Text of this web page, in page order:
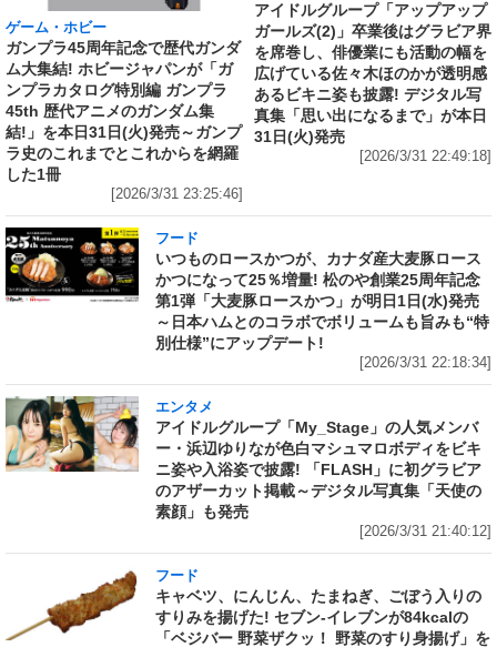
ゲーム・ホビー
ガンプラ45周年記念で歴代ガンダ
ム大集結! ホビージャパンが「ガ
ンプラカタログ特別編 ガンプラ
45th 歴代アニメのガンダム集
結!」を本日31日(火)発売～ガンプ
ラ史のこれまでとこれからを網羅
した1冊
[2026/3/31 23:25:46]
アイドルグループ「アップアップ
ガールズ(2)」卒業後はグラビア界
を席巻し、俳優業にも活動の幅を
広げている佐々木ほのかが透明感
あるビキニ姿も披露! デジタル写
真集「思い出になるまで」が本日
31日(火)発売
[2026/3/31 22:49:18]
フード
いつものロースかつが、カナダ産大麦豚ロース
かつになって25％増量! 松のや創業25周年記念
第1弾「大麦豚ロースかつ」が明日1日(水)発売
～日本ハムとのコラボでボリュームも旨みも“特
別仕様”にアップデート!
[2026/3/31 22:18:34]
エンタメ
アイドルグループ「My_Stage」の人気メンバ
ー・浜辺ゆりなが色白マシュマロボディをビキ
ニ姿や入浴姿で披露! 「FLASH」に初グラビア
のアザーカット掲載～デジタル写真集「天使の
素顔」も発売
[2026/3/31 21:40:12]
フード
キャベツ、にんじん、たまねぎ、ごぼう入りの
すりみを揚げた! セブン‐イレブンが84kcalの
「ベジバー 野菜ザクッ！ 野菜のすり身揚げ」を